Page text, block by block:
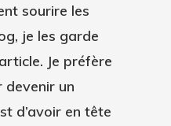
sourire les
je les garde
Je préfère
devenir un
d’avoir en tête